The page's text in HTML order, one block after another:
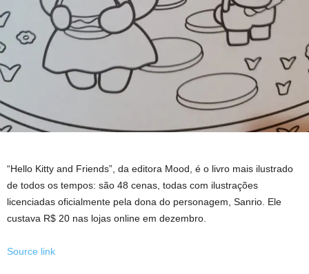
“Hello Kitty and Friends”, da editora Mood, é o livro mais ilustrado
de todos os tempos: são 48 cenas, todas com ilustrações
licenciadas oficialmente pela dona do personagem, Sanrio. Ele
custava R$ 20 nas lojas online em dezembro.
Source link